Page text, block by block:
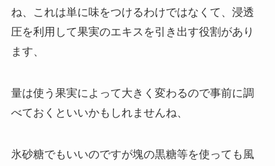
ね、これは単に味をつけるわけではなくて、浸透
圧を利用して果実のエキスを引き出す役割があり
ます、
量は使う果実によって大きく変わるので事前に調
べておくといいかもしれませんね、
氷砂糖でもいいのですが塊の黒糖等を使っても風